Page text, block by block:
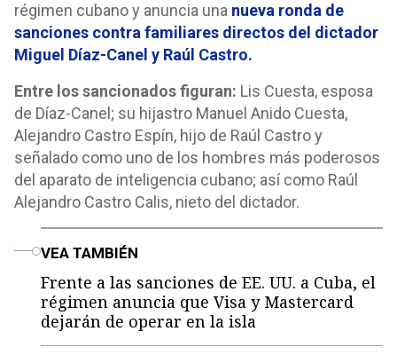
régimen cubano y anuncia una nueva ronda de
sanciones contra familiares directos del dictador
Miguel Díaz-Canel y Raúl Castro.
Entre los sancionados figuran: Lis Cuesta, esposa
de Díaz-Canel; su hijastro Manuel Anido Cuesta,
Alejandro Castro Espín, hijo de Raúl Castro y
señalado como uno de los hombres más poderosos
del aparato de inteligencia cubano; así como Raúl
Alejandro Castro Calis, nieto del dictador.
VEA TAMBIÉN
Frente a las sanciones de EE. UU. a Cuba, el
régimen anuncia que Visa y Mastercard
dejarán de operar en la isla